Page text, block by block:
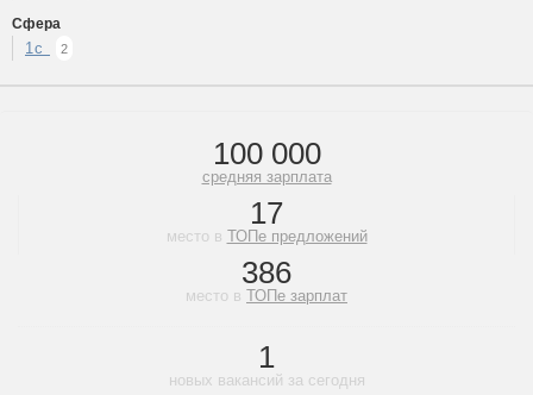
Сфера
1c 2
100 000
средняя зарплата
17
место в ТОПе предложений
386
место в ТОПе зарплат
1
новых вакансий за сегодня